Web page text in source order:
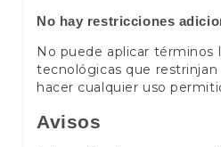
No hay restricciones
No puede aplicar términos
tecnológicas que
hacer cualquier uso
Avisos